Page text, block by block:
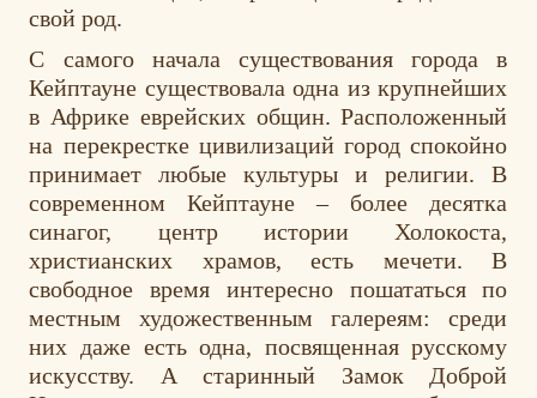
свой род.
С самого начала существования города в
Кейптауне существовала одна из крупнейших
в Африке еврейских общин. Расположенный
на перекрестке цивилизаций город спокойно
принимает любые культуры и религии. В
современном Кейптауне – более десятка
синагог, центр истории Холокоста,
христианских храмов, есть мечети. В
свободное время интересно пошататься по
местным художественным галереям: среди
них даже есть одна, посвященная русскому
искусству. А старинный Замок Доброй